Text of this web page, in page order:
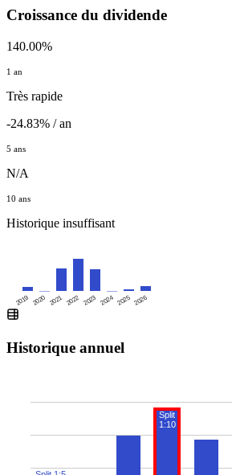
Croissance du dividende
140.00%
1 an
Très rapide
-24.83% / an
5 ans
N/A
10 ans
Historique insuffisant
2019 2020 2021 2022 2023 2024 2025 2026
Historique annuel
Split
1:10